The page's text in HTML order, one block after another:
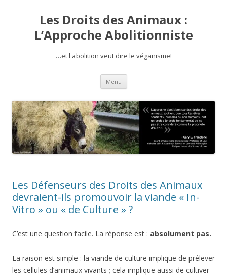
Les Droits des Animaux :
L’Approche Abolitionniste
…et l'abolition veut dire le véganisme!
Menu Aller
contenu
Les Défenseurs des Droits des Animaux
devraient-ils promouvoir la viande « In-
Vitro » ou « de Culture » ?
C’est une question facile. La réponse est : absolument pas.
La raison est simple : la viande de culture implique de prélever
les cellules d’animaux vivants ; cela implique aussi de cultiver